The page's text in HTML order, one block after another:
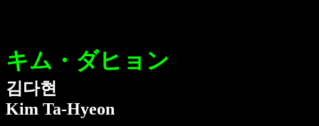
キム・ダヒョン
김다현
Kim Ta-Hyeon